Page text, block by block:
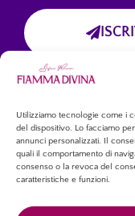
Utilizziamo tecnologie come i
del dispositivo. Lo facciamo
annunci personalizzati. Il
quali il comportamento di
consenso o la revoca del
caratteristiche e funzioni.
Cliccando sul pulsante